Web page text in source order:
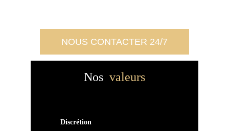
NOUS CONTACTER 24/7
Nos valeurs
Discrétion